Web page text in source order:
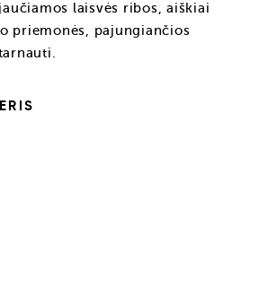
laisvės ribos, aiškiai
priemonės, pajungiančios